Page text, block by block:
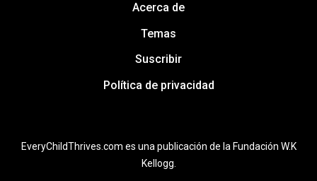
Acerca de
Temas
Suscribir
Política de privacidad
EveryChildThrives.com es una publicación de la Fundación W.K
Kellogg.